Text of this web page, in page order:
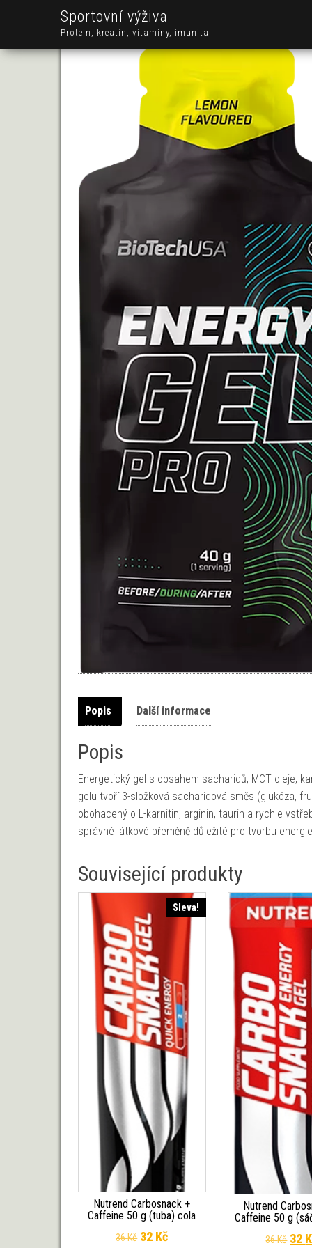
Sportovní výživa
Protein, kreatin, vitamíny, imunita
Popis Další informace
Popis
Energetický gel s obsahem sacharidů, MCT oleje,
gelu tvoří 3-složková sacharidová směs (glukóza,
obohacený o L-karnitin, arginin, taurin a rychle
správné látkové přeměně důležité pro tvorbu
Související produkty
Sleva!
Nutrend Carbosnack +
Caffeine 50 g (tuba) cola
36Kč Původní cena byla: 36 Kč.
32 KčAktuální cena je: 32 Kč.
Nutrend
Caffeine 50 g
36Kč 32